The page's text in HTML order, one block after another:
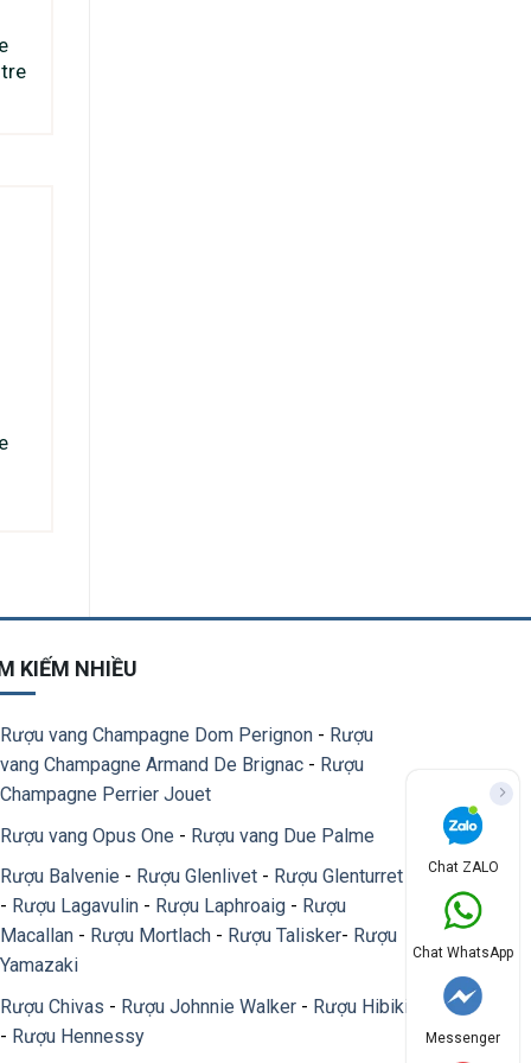
KIẾM NHIỀU
Rượu vang Champagne Dom Perignon - Rượu
vang Champagne Armand De Brignac - Rượu
Champagne Perrier Jouet
Rượu vang Opus One - Rượu vang Due Palme
Rượu Balvenie - Rượu Glenlivet - Rượu Glenturret
- Rượu Lagavulin - Rượu Laphroaig - Rượu
Macallan - Rượu Mortlach - Rượu Talisker- Rượu
Yamazaki
Rượu Chivas - Rượu Johnnie Walker - Rượu Hibiki
- Rượu Hennessy
Chat ZALO
Chat WhatsApp
Messenger